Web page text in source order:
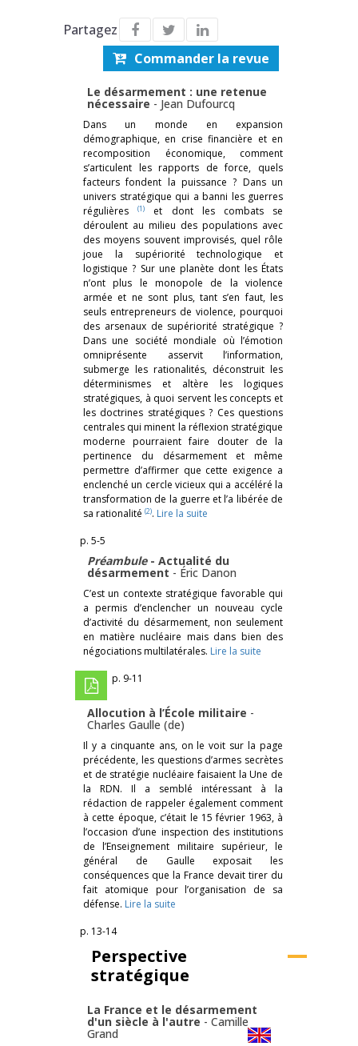
Partagez
Commander la revue
Le désarmement : une retenue
nécessaire - Jean Dufourcq
Dans un monde en expansion
démographique, en crise financière et en
recomposition économique, comment
s’articulent les rapports de force, quels
facteurs fondent la puissance ? Dans un
univers stratégique qui a banni les guerres
régulières(1)
et dont les combats se
déroulent au milieu des populations avec
des moyens souvent improvisés, quel rôle
joue la supériorité technologique et
logistique ? Sur une planète dont les États
n’ont plus le monopole de la violence
armée et ne sont plus, tant s’en faut, les
seuls entrepreneurs de violence, pourquoi
des arsenaux de supériorité stratégique ?
Dans une société mondiale où l’émotion
omniprésente asservit l’information,
submerge les rationalités, déconstruit les
déterminismes et altère les logiques
stratégiques, à quoi servent les concepts et
les doctrines stratégiques ? Ces questions
centrales qui minent la réflexion stratégique
moderne pourraient faire douter de la
pertinence du désarmement et même
permettre d’affirmer que cette exigence a
enclenché un cercle vicieux qui a accéléré la
transformation de la guerre et l’a libérée de
sa rationalité (2). Lire la suite
p. 5-5
Préambule - Actualité du
désarmement - Éric Danon
C’est un contexte stratégique favorable qui
a permis d’enclencher un nouveau cycle
d’activité du désarmement, non seulement
en matière nucléaire mais dans bien des
négociations multilatérales. Lire la suite
p. 9-11
Allocution à l’École militaire -
Charles Gaulle (de)
Il y a cinquante ans, on le voit sur la page
précédente, les questions d’armes secrètes
et de stratégie nucléaire faisaient la Une de
la RDN. Il a semblé intéressant à la
rédaction de rappeler également comment
à cette époque, c’était le 15 février 1963, à
l’occasion d’une inspection des institutions
de l’Enseignement militaire supérieur, le
général de Gaulle exposait les
conséquences que la France devait tirer du
fait atomique pour l’organisation de sa
défense. Lire la suite
p. 13-14
Perspective
stratégique
La France et le désarmement
d'un siècle à l'autre - Camille
Grand